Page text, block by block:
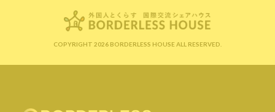
COPYRIGHT 2026 BORDERLESS HOUSE ALL RESERVED.